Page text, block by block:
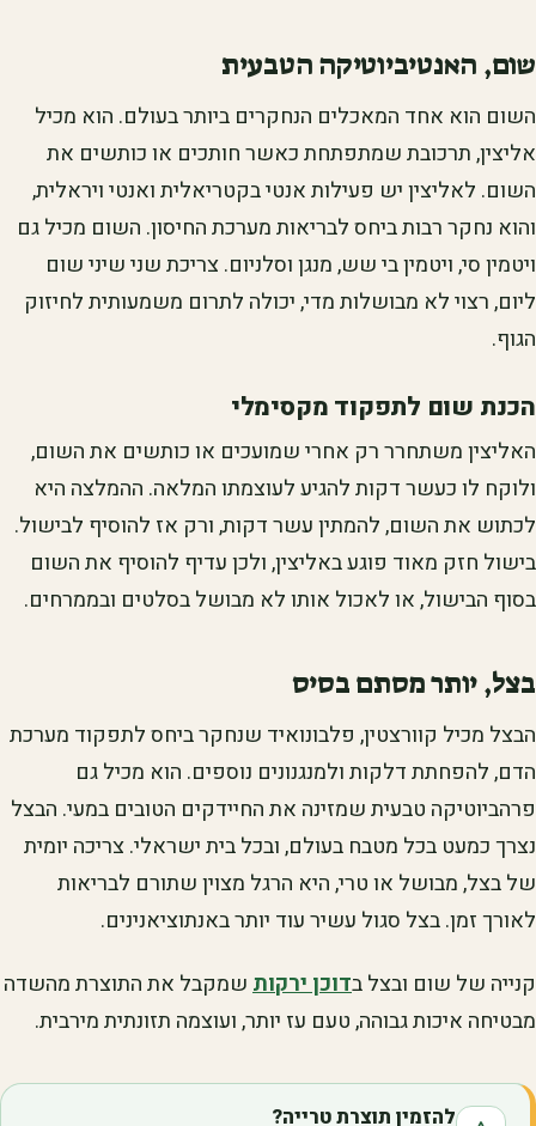
שום, האנטיביוטיקה הטבעית
השום הוא אחד המאכלים הנחקרים ביותר בעולם. הוא מכיל
אליצין, תרכובת שמתפתחת כאשר חותכים או כותשים את
השום. לאליצין יש פעילות אנטי בקטריאלית ואנטי ויראלית,
והוא נחקר רבות ביחס לבריאות מערכת החיסון. השום מכיל גם
ויטמין סי, ויטמין בי שש, מנגן וסלניום. צריכת שני שיני שום
ליום, רצוי לא מבושלות מדי, יכולה לתרום משמעותית לחיזוק
הגוף.
הכנת שום לתפקוד מקסימלי
האליצין משתחרר רק אחרי שמועכים או כותשים את השום,
ולוקח לו כעשר דקות להגיע לעוצמתו המלאה. ההמלצה היא
לכתוש את השום, להמתין עשר דקות, ורק אז להוסיף לבישול.
בישול חזק מאוד פוגע באליצין, ולכן עדיף להוסיף את השום
בסוף הבישול, או לאכול אותו לא מבושל בסלטים ובממרחים.
בצל, יותר מסתם בסיס
הבצל מכיל קוורצטין, פלבונואיד שנחקר ביחס לתפקוד מערכת
הדם, להפחתת דלקות ולמנגנונים נוספים. הוא מכיל גם
פרהביוטיקה טבעית שמזינה את החיידקים הטובים במעי. הבצל
נצרך כמעט בכל מטבח בעולם, ובכל בית ישראלי. צריכה יומית
של בצל, מבושל או טרי, היא הרגל מצוין שתורם לבריאות
לאורך זמן. בצל סגול עשיר עוד יותר באנתוציאנינים.
קנייה של שום ובצל בדוכן ירקותשמקבל את התוצרת מהשדה
מבטיחה איכות גבוהה, טעם עז יותר, ועוצמה תזונתית מירבית.
להזמין תוצרת טרייה?